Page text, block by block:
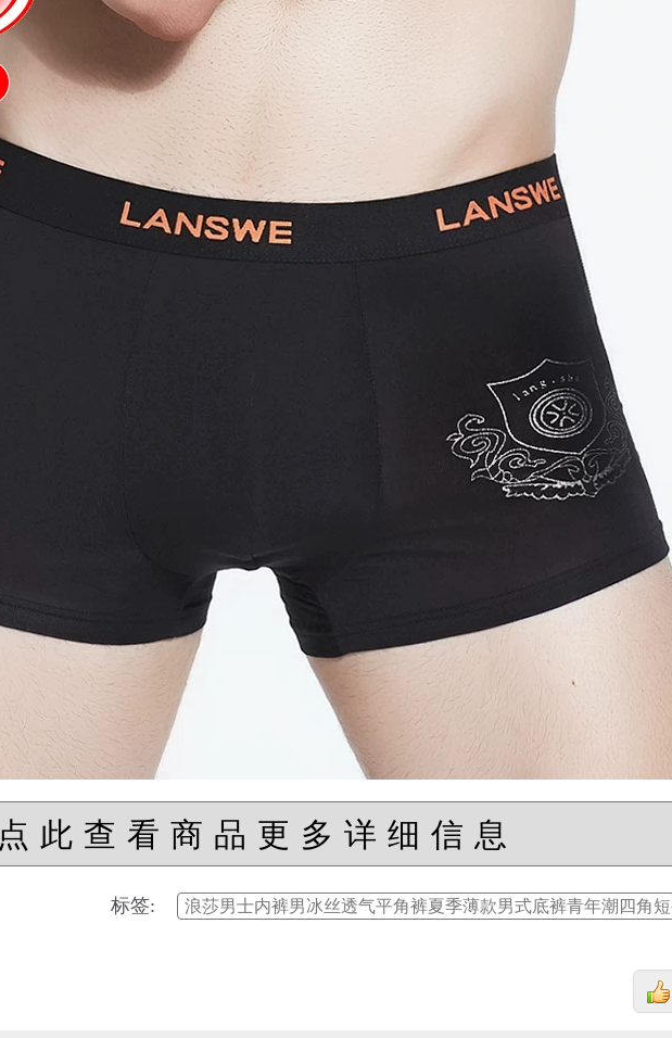
点此查看商品更多详细信息
标签: 浪莎男士内裤男冰丝透气平角裤夏季薄款男式底裤青年潮四角